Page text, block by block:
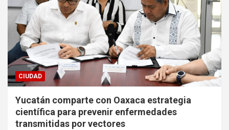
CIUDAD
Yucatán comparte con Oaxaca estrategia
científica para prevenir enfermedades
transmitidas por vectores